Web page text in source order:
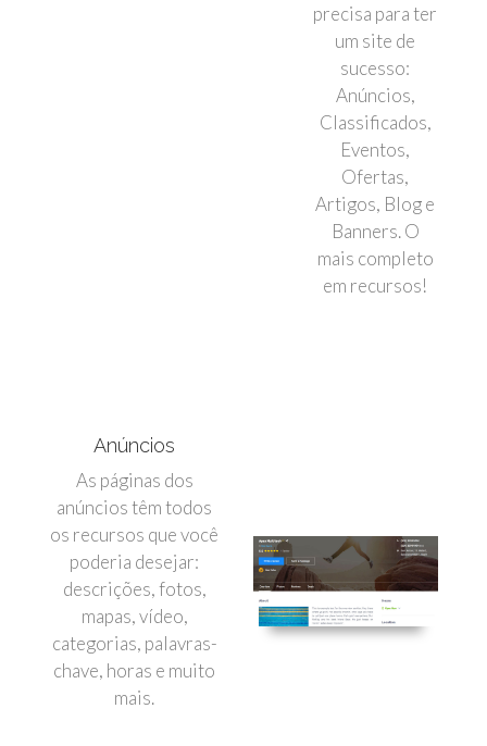
precisa para ter
um site de
sucesso:
Anúncios,
Classificados,
Eventos,
Ofertas,
Artigos, Blog e
Banners. O
mais completo
em recursos!
Anúncios
As páginas dos
anúncios têm todos
os recursos que você
poderia desejar:
descrições, fotos,
mapas, vídeo,
categorias, palavras-
chave, horas e muito
mais.